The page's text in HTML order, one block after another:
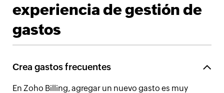
experiencia de gestión de
gastos
Crea gastos frecuentes
En Zoho Billing, agregar un nuevo gasto es muy